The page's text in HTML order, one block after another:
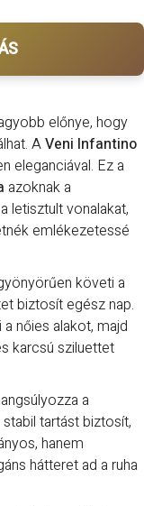
előnye, hogy
AVeni Infantino
eleganciával. Ez a
azoknak a
letisztult vonalakat,
emlékezetessé
követi a
biztosít egész nap.
nőies alakot, majd
karcsú sziluettet
a
tartást biztosít,
hanem
hátteret ad a ruha